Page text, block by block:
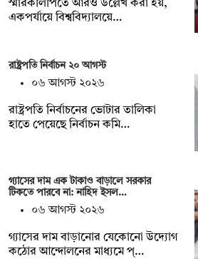
স্মারকলিপিতে আরও উল্লেখ করা হয়,
একপর্যায়ে বিশ্ববিদ্যালয়ে…
রাষ্ট্রপতি নির্বাচন ২০ আগস্ট
০৬ আগস্ট ২০২৬
রাষ্ট্রপতি নির্বাচনের ভোটার তালিকা
হাতে পেয়েছে নির্বাচন কমি…
গ্যাসের দাম এক টাকাও বাড়ালে সরকার
টিকতে পারবে না: নাহিদ ইসল…
০৬ আগস্ট ২০২৬
গ্যাসের দাম বাড়ানোর যেকোনো উদ্যোগ
কঠোর আন্দোলনের মাধ্যমে প্…